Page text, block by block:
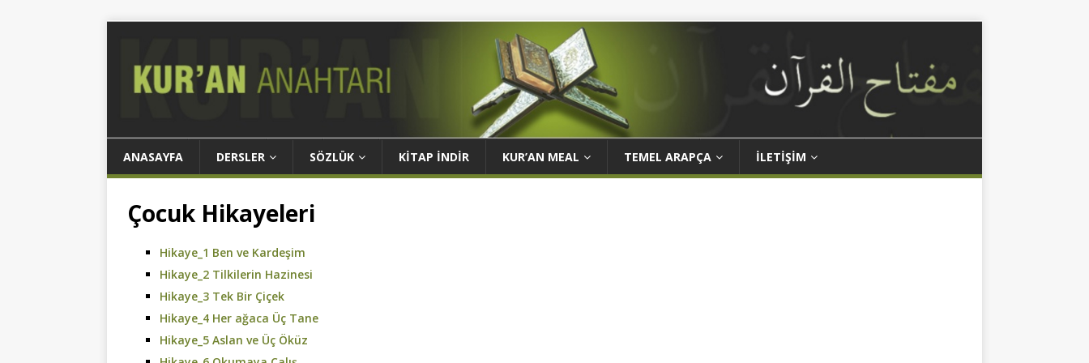
ANASAYFA DERSLER SÖZLÜK KITAP İNDIR KUR’AN MEAL TEMEL ARAPÇA İLETIŞIM
Çocuk Hikayeleri
Hikaye_1 Ben ve Kardeşim
Hikaye_2 Tilkilerin Hazinesi
Hikaye_3 Tek Bir Çiçek
Hikaye_4 Her ağaca Üç Tane
Hikaye_5 Aslan ve Üç Öküz